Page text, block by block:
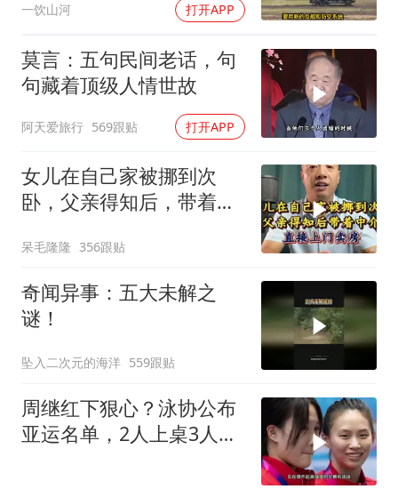
一饮山河 打开APP
莫言：五句民间老话，句
句藏着顶级人情世故
阿天爱旅行 569跟贴 打开APP
女儿在自己家被挪到次
卧，父亲得知后，带着中
呆毛隆隆 356跟贴
奇闻异事：五大未解之
谜！
坠入二次元的海洋 559跟贴
周继红下狠心？泳协公布
亚运名单，2人上桌3人下